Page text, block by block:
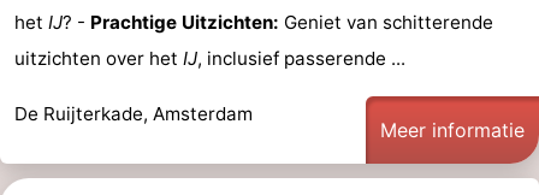
het IJ? - Prachtige Uitzichten: Geniet van schitterende
uitzichten over het IJ, inclusief passerende ...
De Ruijterkade, Amsterdam
Meer informatie